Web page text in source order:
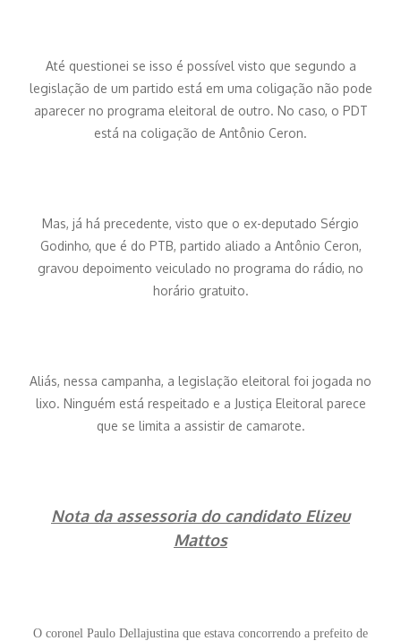
Até questionei se isso é possível visto que segundo a
legislação de um partido está em uma coligação não pode
aparecer no programa eleitoral de outro. No caso, o PDT
está na coligação de Antônio Ceron.
Mas, já há precedente, visto que o ex-deputado Sérgio
Godinho, que é do PTB, partido aliado a Antônio Ceron,
gravou depoimento veiculado no programa do rádio, no
horário gratuito.
Aliás, nessa campanha, a legislação eleitoral foi jogada no
lixo. Ninguém está respeitado e a Justiça Eleitoral parece
que se limita a assistir de camarote.
Nota da assessoria do candidato Elizeu
Mattos
O coronel Paulo Dellajustina que estava concorrendo a prefeito de